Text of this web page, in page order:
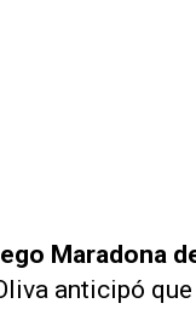
Maradona
anticipó